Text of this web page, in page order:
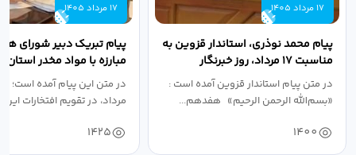
17 مرداد 1405
پیام محمد نوذری، استاندار قزوین به
مناسبت ۱۷ مرداد، روز خبرنگار
در متن پیام استاندار قزوین آمده است :
«بسم‌الله الرحمن الرحیم» هفدهم...
1400
17 مرداد 1405
پیام تبریک دبیر شورای
مبارزه با مواد مخدر استان
مناسبت روز خبرنگار...
در متن این پیام آمده
مرداد، در تقویم افتخارات
1425